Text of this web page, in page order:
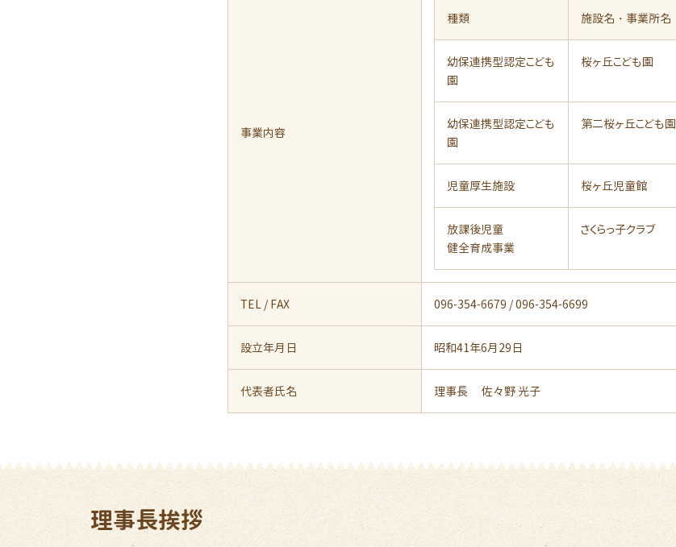
事業内容
種類 施設名・事業所名
幼保連携型認定こども
園
桜ヶ丘こども園
幼保連携型認定こども
園
第二桜ヶ丘こども園
児童厚生施設 桜ヶ丘児童館
放課後児童
健全育成事業
さくらっ子クラブ
TEL / FAX 096-354-6679 / 096-354-6699
設立年月日 昭和41年6月29日
代表者氏名 理事長 佐々野 光子
理事長挨拶